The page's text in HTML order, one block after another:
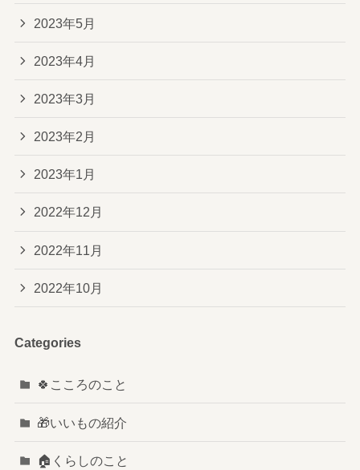
2023年5月
2023年4月
2023年3月
2023年2月
2023年1月
2022年12月
2022年11月
2022年10月
Categories
🍀こころのこと
🎁いいもの紹介
🏠️くらしのこと